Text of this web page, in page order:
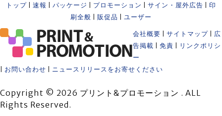
トップ 速報 パッケージ プロモーション サイン・屋外広告
印
刷全般
販促品 ユーザー
会社概要 サイトマップ
広
告掲載
免責
リンクポリシ
ー
お問い合わせ ニュースリリースをお寄せください
Copyright © 2026 プリント&プロモーション . ALL
Rights Reserved.